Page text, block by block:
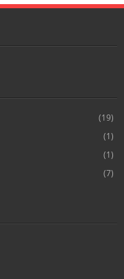
(19)
(1)
(1)
(7)